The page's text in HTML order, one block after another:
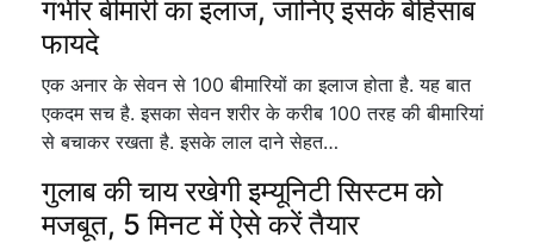
गंभीर बीमारी का इलाज, जानिए इसके बेहिसाब
फायदे
एक अनार के सेवन से 100 बीमारियों का इलाज होता है. यह बात
एकदम सच है. इसका सेवन शरीर के करीब 100 तरह की बीमारियां
से बचाकर रखता है. इसके लाल दाने सेहत…
गुलाब की चाय रखेगी इम्यूनिटी सिस्टम को
मजबूत, 5 मिनट में ऐसे करें तैयार